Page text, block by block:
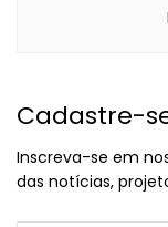
Cadastre-
Inscreva-se em
das notícias,